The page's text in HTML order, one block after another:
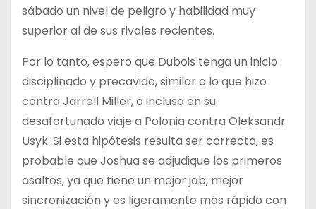
sábado un nivel de peligro y habilidad muy
superior al de sus rivales recientes.
Por lo tanto, espero que Dubois tenga un inicio
disciplinado y precavido, similar a lo que hizo
contra Jarrell Miller, o incluso en su
desafortunado viaje a Polonia contra Oleksandr
Usyk. Si esta hipótesis resulta ser correcta, es
probable que Joshua se adjudique los primeros
asaltos, ya que tiene un mejor jab, mejor
sincronización y es ligeramente más rápido con